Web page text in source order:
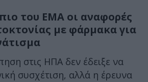
του ΕΜΑ οι αναφορές
με φάρμακα για
στις ΗΠΑ δεν έδειξε να
συσχέτιση, αλλά η έρευνα